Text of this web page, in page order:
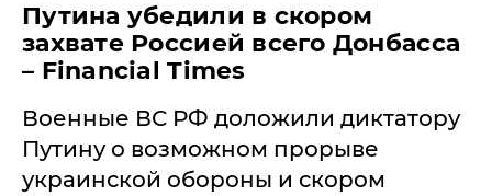
Путина убедили в скором
захвате Россией всего Донбасса
– Financial Times
Военные ВС РФ доложили диктатору
Путину о возможном прорыве
украинской обороны и скором